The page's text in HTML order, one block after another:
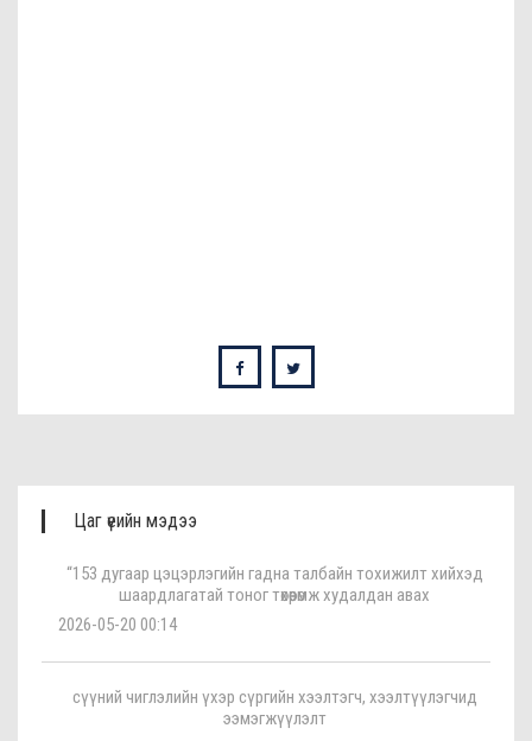
Цаг үеийн мэдээ
“153 дугаар цэцэрлэгийн гадна талбайн тохижилт хийхэд
шаардлагатай тоног төхөөрөмж худалдан авах
2026-05-20 00:14
сүүний чиглэлийн үхэр сүргийн хээлтэгч, хээлтүүлэгчид
ээмэгжүүлэлт